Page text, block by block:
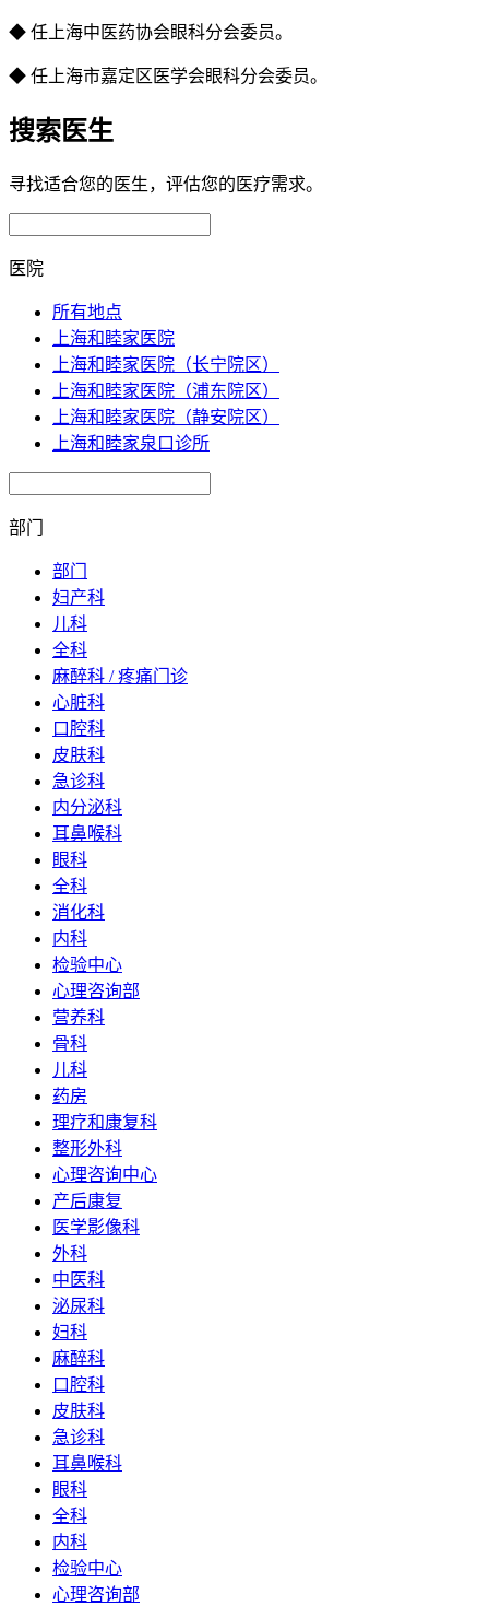
◆ 任上海中医药协会眼科分会委员。
◆ 任上海市嘉定区医学会眼科分会委员。
搜索医生
寻找适合您的医生，评估您的医疗需求。
医院
所有地点
上海和睦家医院
上海和睦家医院（长宁院区）
上海和睦家医院（浦东院区）
上海和睦家医院（静安院区）
上海和睦家泉口诊所
部门
部门
妇产科
儿科
全科
麻醉科 / 疼痛门诊
心脏科
口腔科
皮肤科
急诊科
内分泌科
耳鼻喉科
眼科
全科
消化科
内科
检验中心
心理咨询部
营养科
骨科
儿科
药房
理疗和康复科
整形外科
心理咨询中心
产后康复
医学影像科
外科
中医科
泌尿科
妇科
麻醉科
口腔科
皮肤科
急诊科
耳鼻喉科
眼科
全科
内科
检验中心
心理咨询部